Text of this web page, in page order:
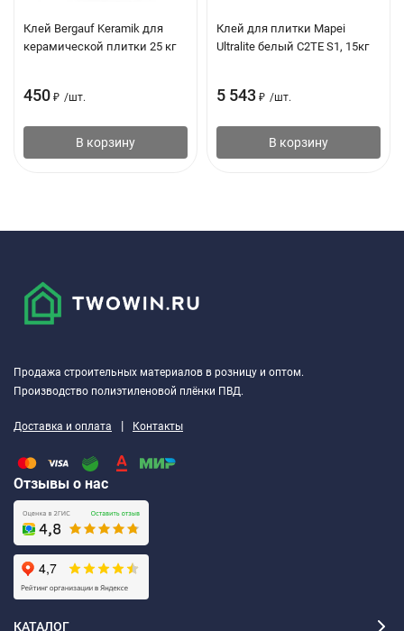
Клей Bergauf Keramik для
керамической плитки 25 кг
450 ₽ /шт.
В корзину
Клей для плитки Mapei
Ultralite белый C2TE S1, 15кг
5 543 ₽ /шт.
В корзину
Продажа строительных материалов в розницу и оптом.
Производство полиэтиленовой плёнки ПВД.
Доставка и оплата | Контакты
Отзывы о нас
КАТАЛОГ